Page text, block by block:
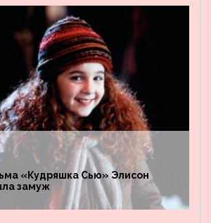
«Кудряшка Сью» Элисон
замуж